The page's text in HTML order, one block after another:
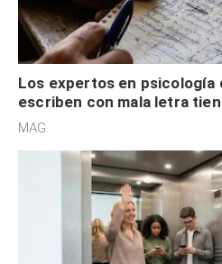
Los expertos en psicología
escriben con mala letra
acelerado y no lo hacen por
MAG.